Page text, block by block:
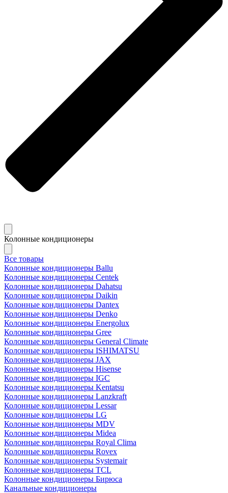
Колонные кондиционеры
Все товары
Колонные кондиционеры Ballu
Колонные кондиционеры Centek
Колонные кондиционеры Dahatsu
Колонные кондиционеры Daikin
Колонные кондиционеры Dantex
Колонные кондиционеры Denko
Колонные кондиционеры Energolux
Колонные кондиционеры Gree
Колонные кондиционеры General Climate
Колонные кондиционеры ISHIMATSU
Колонные кондиционеры JAX
Колонные кондиционеры Hisense
Колонные кондиционеры IGC
Колонные кондиционеры Kentatsu
Колонные кондиционеры Lanzkraft
Колонные кондиционеры Lessar
Колонные кондиционеры LG
Колонные кондиционеры MDV
Колонные кондиционеры Midea
Колонные кондиционеры Royal Clima
Колонные кондиционеры Rovex
Колонные кондиционеры Systemair
Колонные кондиционеры TCL
Колонные кондиционеры Бирюса
Канальные кондиционеры